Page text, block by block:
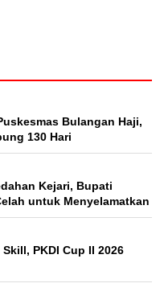
Bulangan Haji,
130 Hari
Kejari, Bupati
untuk Menyelamatkan
PKDI Cup II 2026